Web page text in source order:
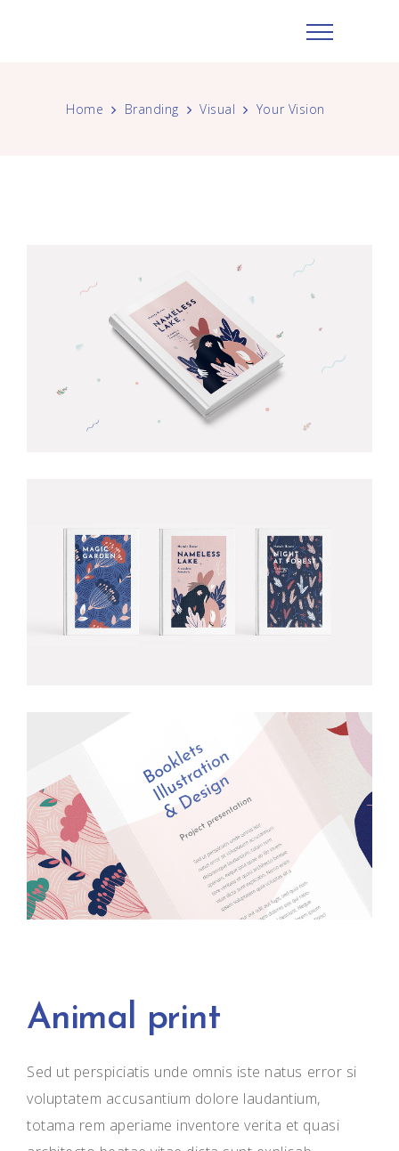
Home Branding Visual Your Vision
Animal print
Sed ut perspiciatis unde omnis iste natus error si
voluptatem accusantium dolore laudantium,
totama rem aperiame inventore verita et quasi